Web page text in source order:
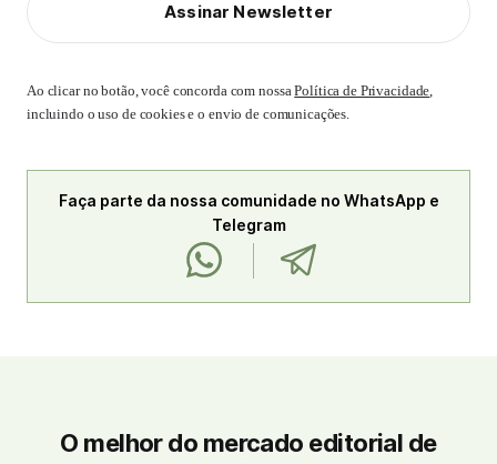
Assinar Newsletter
Ao clicar no botão, você concorda com nossaPolítica de Privacidade,
incluindo o uso de cookies e o envio de comunicações.
Faça parte da nossa comunidade no WhatsApp e
Telegram
O melhor do mercado editorial de